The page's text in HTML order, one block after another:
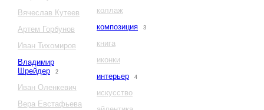
Вячеслав Кутеев
Артем Горбунов
Иван Тихомиров
Владимир
Шрейдер
2
Иван Оленкевич
Вера Евстафьева
коллаж
композиция
3
книга
иконки
интерьер
4
искусство